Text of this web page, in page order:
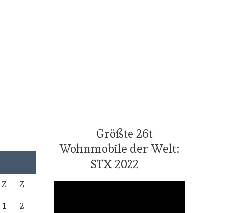
Z Z
1 2
Größte 26t
Wohnmobile der Welt:
STX 2022